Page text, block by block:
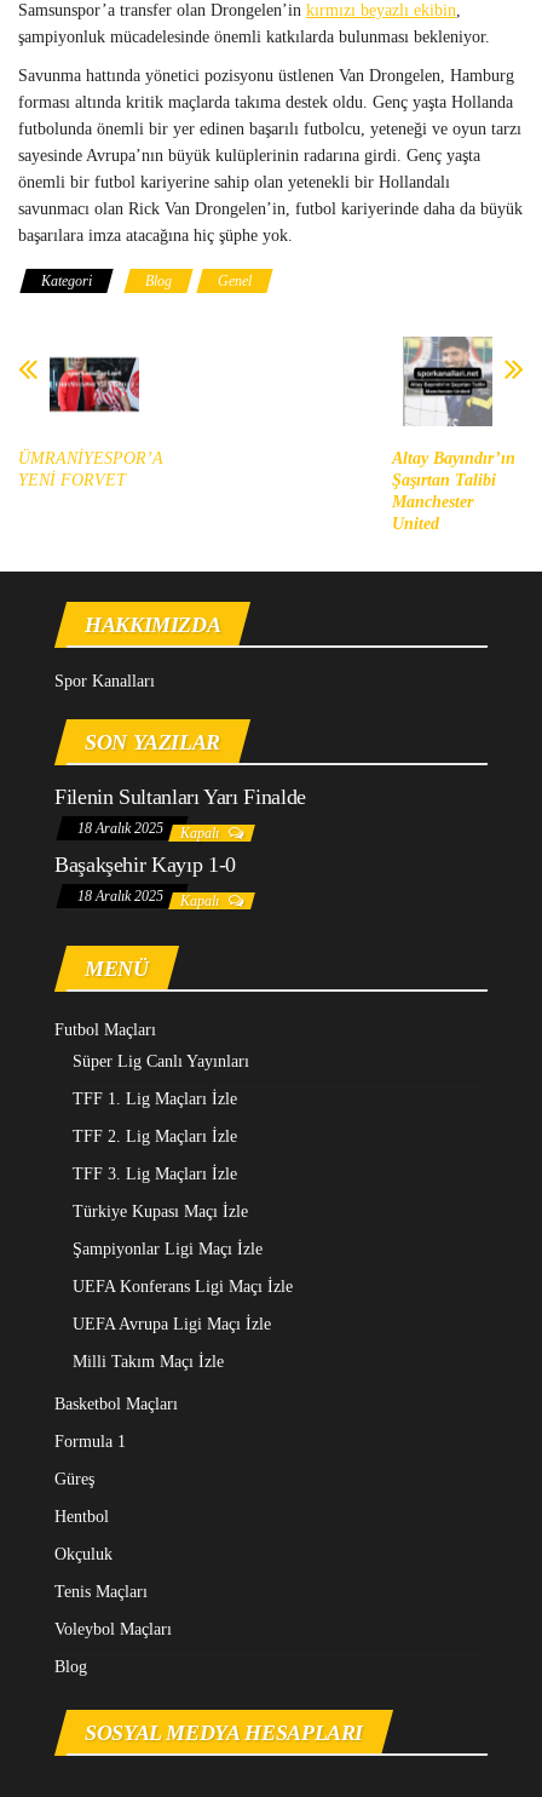
Samsunspor’a transfer olan Drongelen’in kırmızı beyazlı ekibin,
şampiyonluk mücadelesinde önemli katkılarda bulunması bekleniyor.
Savunma hattında yönetici pozisyonu üstlenen Van Drongelen, Hamburg
forması altında kritik maçlarda takıma destek oldu. Genç yaşta Hollanda
futbolunda önemli bir yer edinen başarılı futbolcu, yeteneği ve oyun tarzı
sayesinde Avrupa’nın büyük kulüplerinin radarına girdi. Genç yaşta
önemli bir futbol kariyerine sahip olan yetenekli bir Hollandalı
savunmacı olan Rick Van Drongelen’in, futbol kariyerinde daha da büyük
başarılara imza atacağına hiç şüphe yok.
Kategori Blog Genel
ÜMRANİYESPOR’A
YENİ FORVET
Altay Bayındır’ın
Şaşırtan Talibi
Manchester
United
HAKKIMIZDA
Spor Kanalları
SON YAZILAR
Filenin Sultanları Yarı Finalde
18 Aralık 2025 Kapalı
Başakşehir Kayıp 1-0
18 Aralık 2025 Kapalı
MENÜ
Futbol Maçları
Süper Lig Canlı Yayınları
TFF 1. Lig Maçları İzle
TFF 2. Lig Maçları İzle
TFF 3. Lig Maçları İzle
Türkiye Kupası Maçı İzle
Şampiyonlar Ligi Maçı İzle
UEFA Konferans Ligi Maçı İzle
UEFA Avrupa Ligi Maçı İzle
Milli Takım Maçı İzle
Basketbol Maçları
Formula 1
Güreş
Hentbol
Okçuluk
Tenis Maçları
Voleybol Maçları
Blog
SOSYAL MEDYA HESAPLARI